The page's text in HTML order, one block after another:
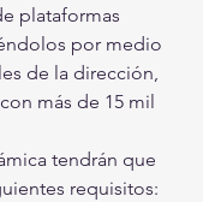
plataformas
por medio
de la dirección,
más de 15 mil
tendrán que
requisitos: